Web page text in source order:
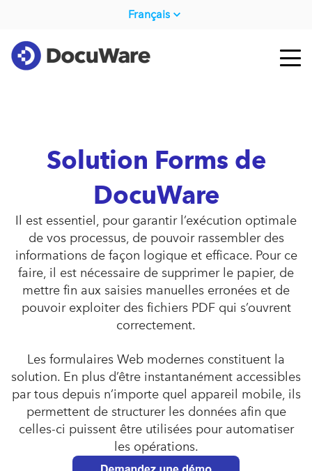
Français
Solution Forms de
DocuWare
Il est essentiel, pour garantir l’exécution optimale
de vos processus, de pouvoir rassembler des
informations de façon logique et efficace. Pour ce
faire, il est nécessaire de supprimer le papier, de
mettre fin aux saisies manuelles erronées et de
pouvoir exploiter des fichiers PDF qui s’ouvrent
correctement.
Les formulaires Web modernes constituent la
solution. En plus d’être instantanément accessibles
par tous depuis n’importe quel appareil mobile, ils
permettent de structurer les données afin que
celles-ci puissent être utilisées pour automatiser
les opérations.